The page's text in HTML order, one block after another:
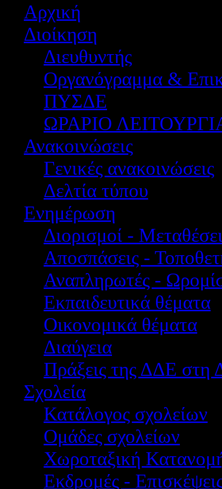
Αρχική
Διοίκηση
Διευθυντής
Οργανόγραμμα &
ΠΥΣΔΕ
ΩΡΑΡΙΟ
Ανακοινώσεις
Γενικές ανακοινώσεις
Δελτία τύπου
Ενημέρωση
Διορισμοί -
Αποσπάσεις -
Αναπληρωτές -
Εκπαιδευτικά θέματα
Οικονομικά θέματα
Διαύγεια
Πράξεις της ΔΔΕ στη
Σχολεία
Κατάλογος σχολείων
Ομάδες σχολείων
Χωροταξική
Εκδρομές -